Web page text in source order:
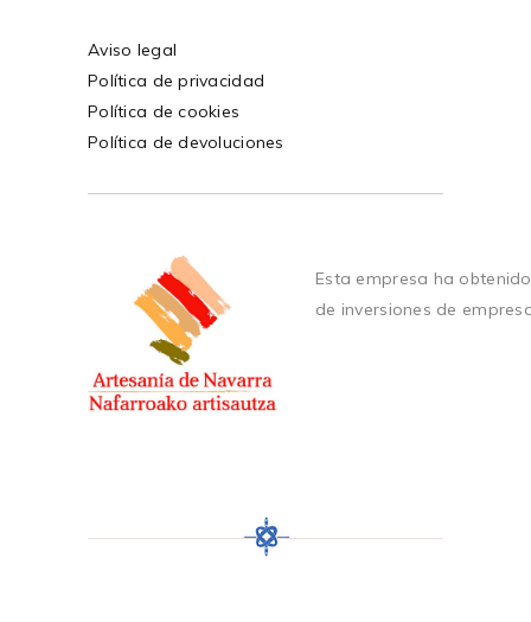
Aviso legal
Política de privacidad
Política de cookies
Política de devoluciones
Esta empresa ha
de inversiones de